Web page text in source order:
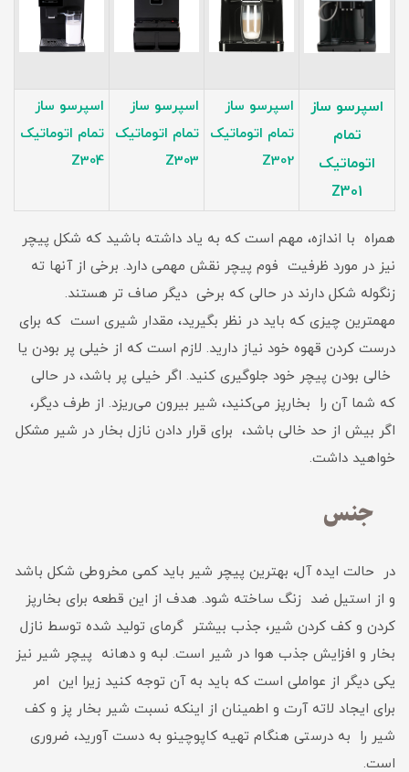
اسپرسو ساز
تمام
اتوماتیک
Z301
اسپرسو ساز
تمام اتوماتیک
Z302
اسپرسو ساز
تمام اتوماتیک
Z303
اسپرسو ساز
تمام اتوماتیک
Z304
همراه با اندازه، مهم است که به یاد داشته باشید که شکل پیچر
نیز در مورد ظرفیت فوم پیچر نقش مهمی دارد. برخی از آنها ته
زنگوله شکل دارند در حالی که برخی دیگر صاف تر هستند.
مهمترین چیزی که باید در نظر بگیرید، مقدار شیری است که برای
درست کردن قهوه خود نیاز دارید. لازم است که از خیلی پر بودن یا
خالی بودن پیچر خود جلوگیری کنید. اگر خیلی پر باشد، در حالی
که شما آن را بخارپز می‌کنید، شیر بیرون می‌ریزد. از طرف دیگر،
اگر بیش از حد خالی باشد، برای قرار دادن نازل بخار در شیر مشکل
خواهید داشت.
جنس
در حالت ایده آل، بهترین پیچر شیر باید کمی مخروطی شکل باشد
و از استیل ضد زنگ ساخته شود. هدف از این قطعه برای بخارپز
کردن و کف کردن شیر، جذب بیشتر گرمای تولید شده توسط نازل
بخار و افزایش جذب هوا در شیر است. لبه و دهانه پیچر شیر نیز
یکی دیگر از عواملی است که باید به آن توجه کنید زیرا این امر
برای ایجاد لاته آرت و اطمینان از اینکه نسبت شیر بخار پز و کف
شیر را به درستی هنگام تهیه کاپوچینو به دست آورید، ضروری
است.